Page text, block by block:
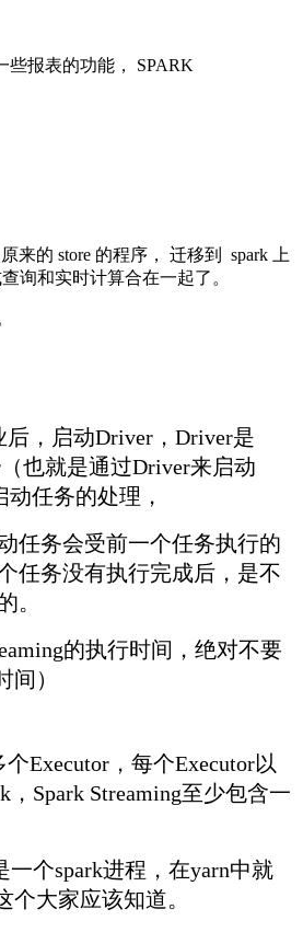
表的功能， SPARK
来的 store 的程序， 迁移到 spark 上
询和实时计算合在一起了。
，启动Driver，Driver是
也就是通过Driver来启动
动任务的处理，
任务会受前一个任务执行的
任务没有执行完成后，是不
。
的执行时间，绝对不要
间）
Executor，每个Executor以
Spark Streaming至少包含一
一个spark进程，在yarn中就
个大家应该知道。